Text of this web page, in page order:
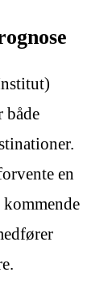
både
en